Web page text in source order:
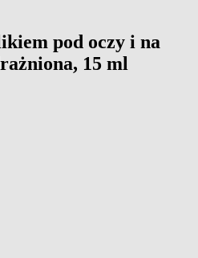
pod oczy i na
15 ml